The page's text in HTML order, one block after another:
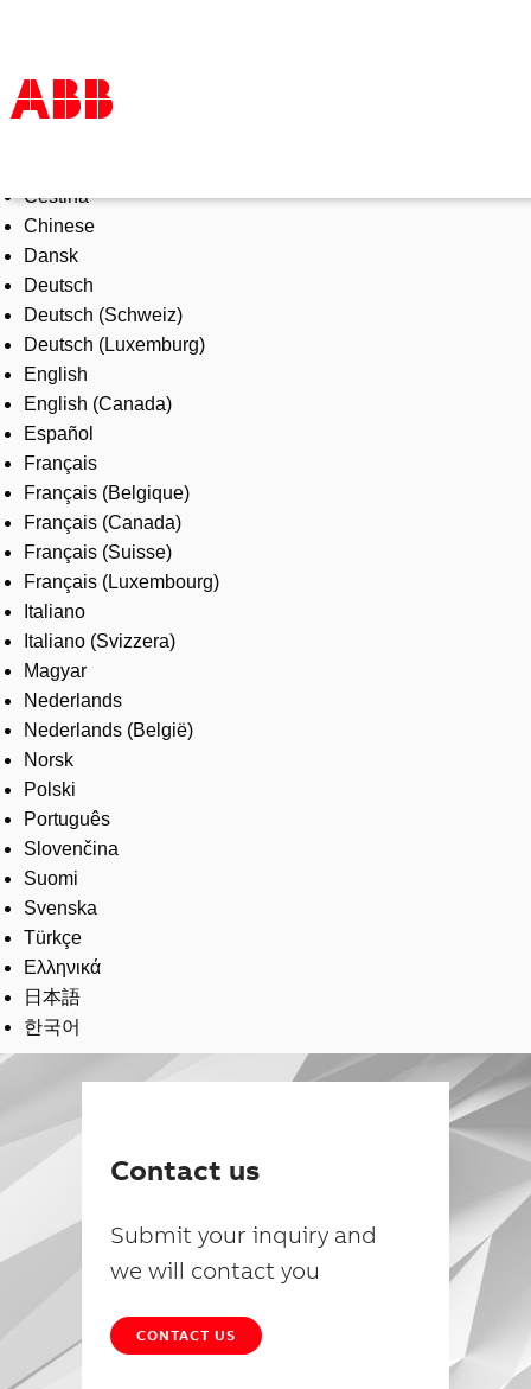
Products & Solutions
Industries
Services
About us
Where to buy
Contact us
Careers
Čeština
Chinese
Dansk
Deutsch
Deutsch (Schweiz)
Deutsch (Luxemburg)
English
English (Canada)
Español
Français
Français (Belgique)
Français (Canada)
Français (Suisse)
Français (Luxembourg)
Italiano
Italiano (Svizzera)
Magyar
Nederlands
Nederlands (België)
Norsk
Polski
Português
Slovenčina
Suomi
Svenska
Türkçe
Ελληνικά
日本語
한국어
Contact us
Submit your inquiry and
we will contact you
CONTACT US